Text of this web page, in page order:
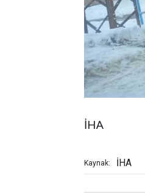
İHA
Kaynak: İHA